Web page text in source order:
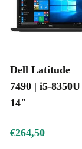
Dell Latitude
7490 | i5-8350U
14"
€264,50